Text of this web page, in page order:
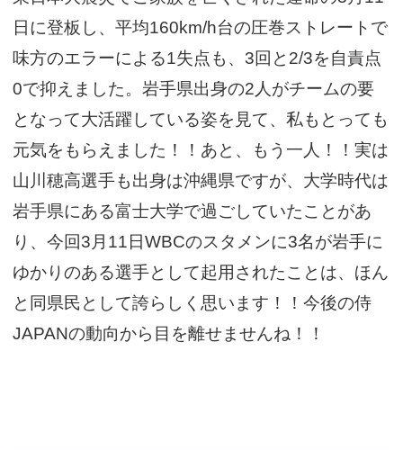
日に登板し、平均160km/h台の圧巻ストレートで
味方のエラーによる1失点も、3回と2/3を自責点
0で抑えました。岩手県出身の2人がチームの要
となって大活躍している姿を見て、私もとっても
元気をもらえました！！あと、もう一人！！実は
山川穂高選手も出身は沖縄県ですが、大学時代は
岩手県にある富士大学で過ごしていたことがあ
り、今回3月11日WBCのスタメンに3名が岩手に
ゆかりのある選手として起用されたことは、ほん
と同県民として誇らしく思います！！今後の侍
JAPANの動向から目を離せませんね！！